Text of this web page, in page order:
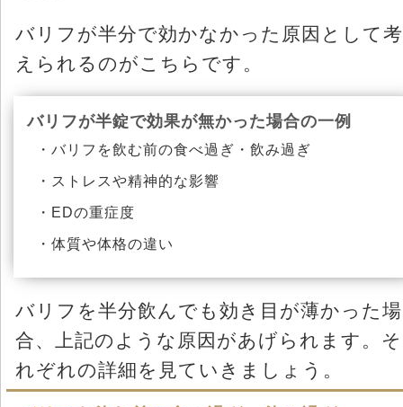
バリフが半分で効かなかった原因として考
えられるのがこちらです。
バリフが半錠で効果が無かった場合の一例
・バリフを飲む前の食べ過ぎ・飲み過ぎ
・ストレスや精神的な影響
・EDの重症度
・体質や体格の違い
バリフを半分飲んでも効き目が薄かった場
合、上記のような原因があげられます。そ
れぞれの詳細を見ていきましょう。